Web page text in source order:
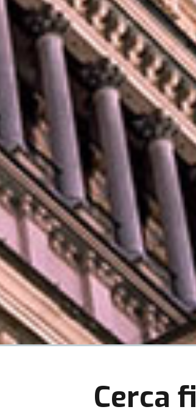
Cerca